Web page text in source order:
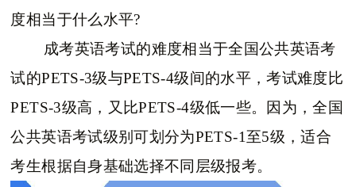
度相当于什么水平?
成考英语考试的难度相当于全国公共英语考
试的PETS-3级与PETS-4级间的水平，考试难度比
PETS-3级高，又比PETS-4级低一些。因为，全国
公共英语考试级别可划分为PETS-1至5级，适合
考生根据自身基础选择不同层级报考。